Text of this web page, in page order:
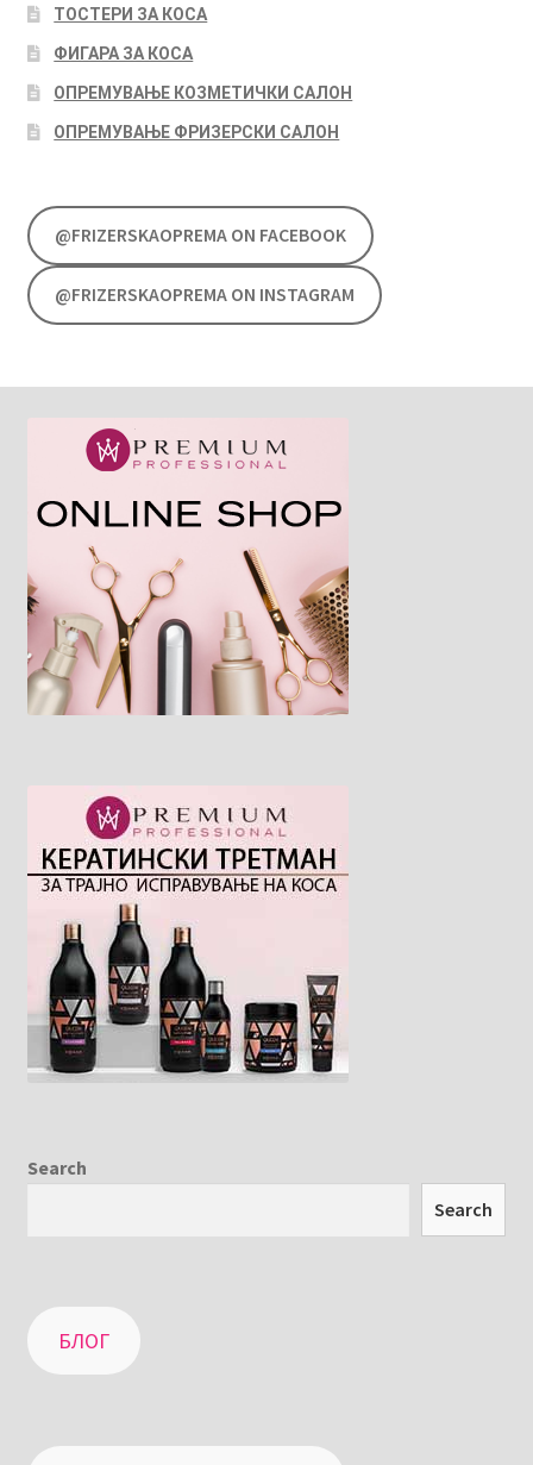
ТОСТЕРИ ЗА КОСА
ФИГАРА ЗА КОСА
ОПРЕМУВАЊЕ КОЗМЕТИЧКИ САЛОН
ОПРЕМУВАЊЕ ФРИЗЕРСКИ САЛОН
@FRIZERSKAOPREMA ON FACEBOOK
@FRIZERSKAOPREMA ON INSTAGRAM
Search
Search
БЛОГ